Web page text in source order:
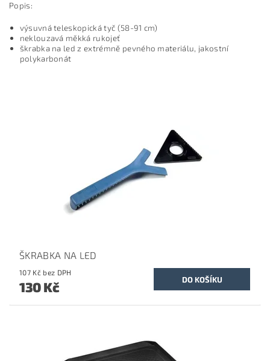
Popis:
výsuvná teleskopická tyč (58-91 cm)
neklouzavá měkká rukojeť
škrabka na led z extrémně pevného materiálu, jakostní
polykarbonát
ŠKRABKA NA LED
107 Kč bez DPH
130 Kč